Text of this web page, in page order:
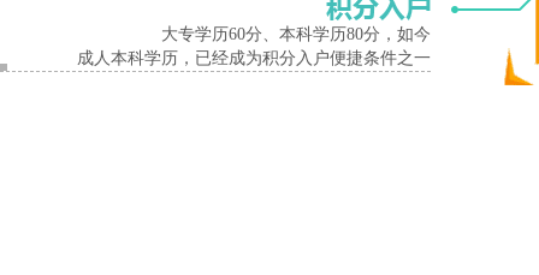
大专学历60分、本科学历80分，如今
成人本科学历，已经成为积分入户便捷条件之一